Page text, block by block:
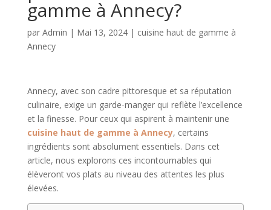
gamme à Annecy?
par Admin | Mai 13, 2024| cuisine haut de gamme à
Annecy
Annecy, avec son cadre pittoresque et sa réputation
culinaire, exige un garde-manger qui reflète l’excellence
et la finesse. Pour ceux qui aspirent à maintenir une
cuisine haut de gamme à Annecy, certains
ingrédients sont absolument essentiels. Dans cet
article, nous explorons ces incontournables qui
élèveront vos plats au niveau des attentes les plus
élevées.